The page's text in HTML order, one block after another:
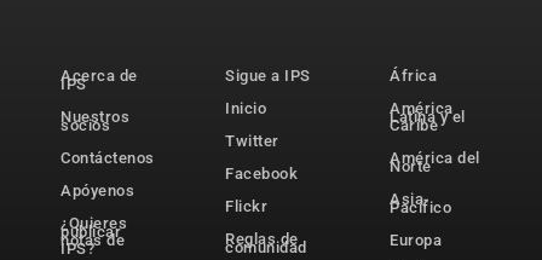
Acerca de
IPS
Nuestros
socios
Contáctenos
Apóyenos
¿Quieres
publicar
notas de
IPS?
Sigue a IPS
Inicio
Twitter
Facebook
Flickr
Reglas de
comunidad
África
América
Latina y el
Caribe
América del
Norte
Asia-
Pacífico
Europa